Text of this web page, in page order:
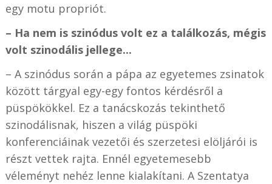
egy motu propriót.
– Ha nem is szinódus volt ez a találkozás, mégis
volt szinodális jellege...
– A szinódus során a pápa az egyetemes zsinatok
között tárgyal egy-egy fontos kérdésről a
püspökökkel. Ez a tanácskozás tekinthető
szinodálisnak, hiszen a világ püspöki
konferenciáinak vezetői és szerzetesi elöljárói is
részt vettek rajta. Ennél egyetemesebb
véleményt nehéz lenne kialakítani. A Szentatya